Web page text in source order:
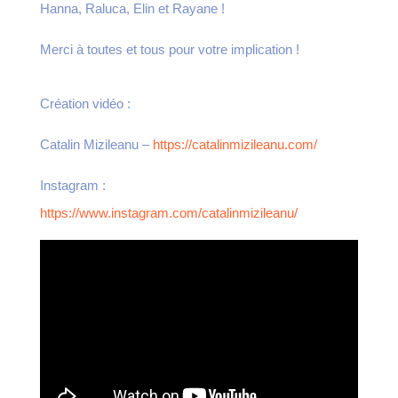
Hanna, Raluca, Elin et Rayane !
Merci à toutes et tous pour votre implication !
Création vidéo :
Catalin Mizileanu – https://catalinmizileanu.com/
Instagram :
https://www.instagram.com/catalinmizileanu/